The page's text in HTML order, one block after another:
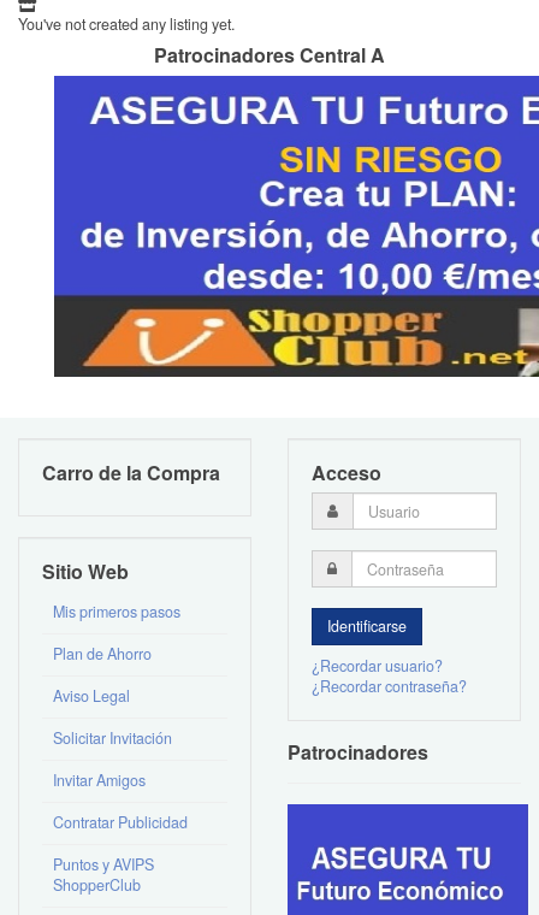
You've not created any listing yet.
Patrocinadores Central A
Carro de la Compra
Sitio Web
Mis primeros pasos
Plan de Ahorro
Aviso Legal
Solicitar Invitación
Invitar Amigos
Contratar Publicidad
Puntos y AVIPS
ShopperClub
Acceso
¿Recordar usuario?
¿Recordar contraseña?
Patrocinadores